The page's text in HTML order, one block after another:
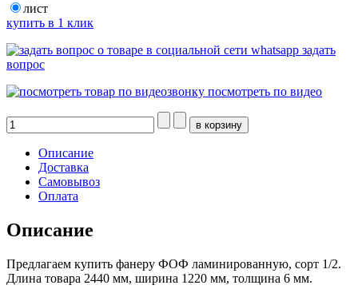
лист
купить в 1 клик
задать
вопрос
посмотреть по видео
Описание
Доставка
Самовывоз
Оплата
Описание
Предлагаем купить фанеру ФОФ ламинированную, сорт 1/2.
Длина товара 2440 мм, ширина 1220 мм, толщина 6 мм.